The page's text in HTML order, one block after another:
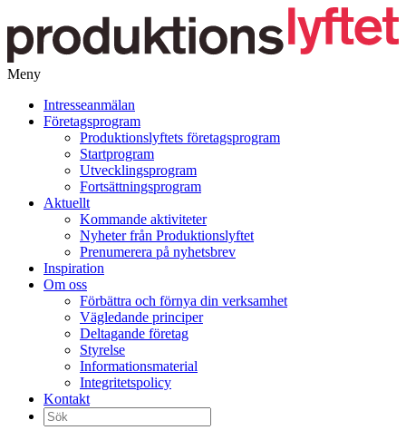
Meny
vidare
Intresseanmälan
Företagsprogram
Produktionslyftets företagsprogram
Startprogram
Utvecklingsprogram
Fortsättningsprogram
Aktuellt
Kommande aktiviteter
Nyheter från Produktionslyftet
Prenumerera på nyhetsbrev
Inspiration
Om oss
Förbättra och förnya din verksamhet
Vägledande principer
Deltagande företag
Styrelse
Informationsmaterial
Integritetspolicy
Kontakt
Sök
efter: